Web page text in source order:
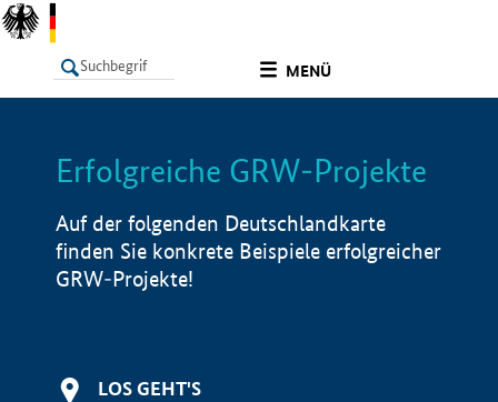
MENÜ
LISTE Info
Erfolgreiche GRW-Projekte
Auf der folgenden Deutschlandkarte
finden Sie konkrete Beispiele erfolgreicher
GRW-Projekte!
LOS GEHT'S